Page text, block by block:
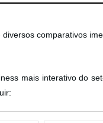
comparativos
mais interativo do